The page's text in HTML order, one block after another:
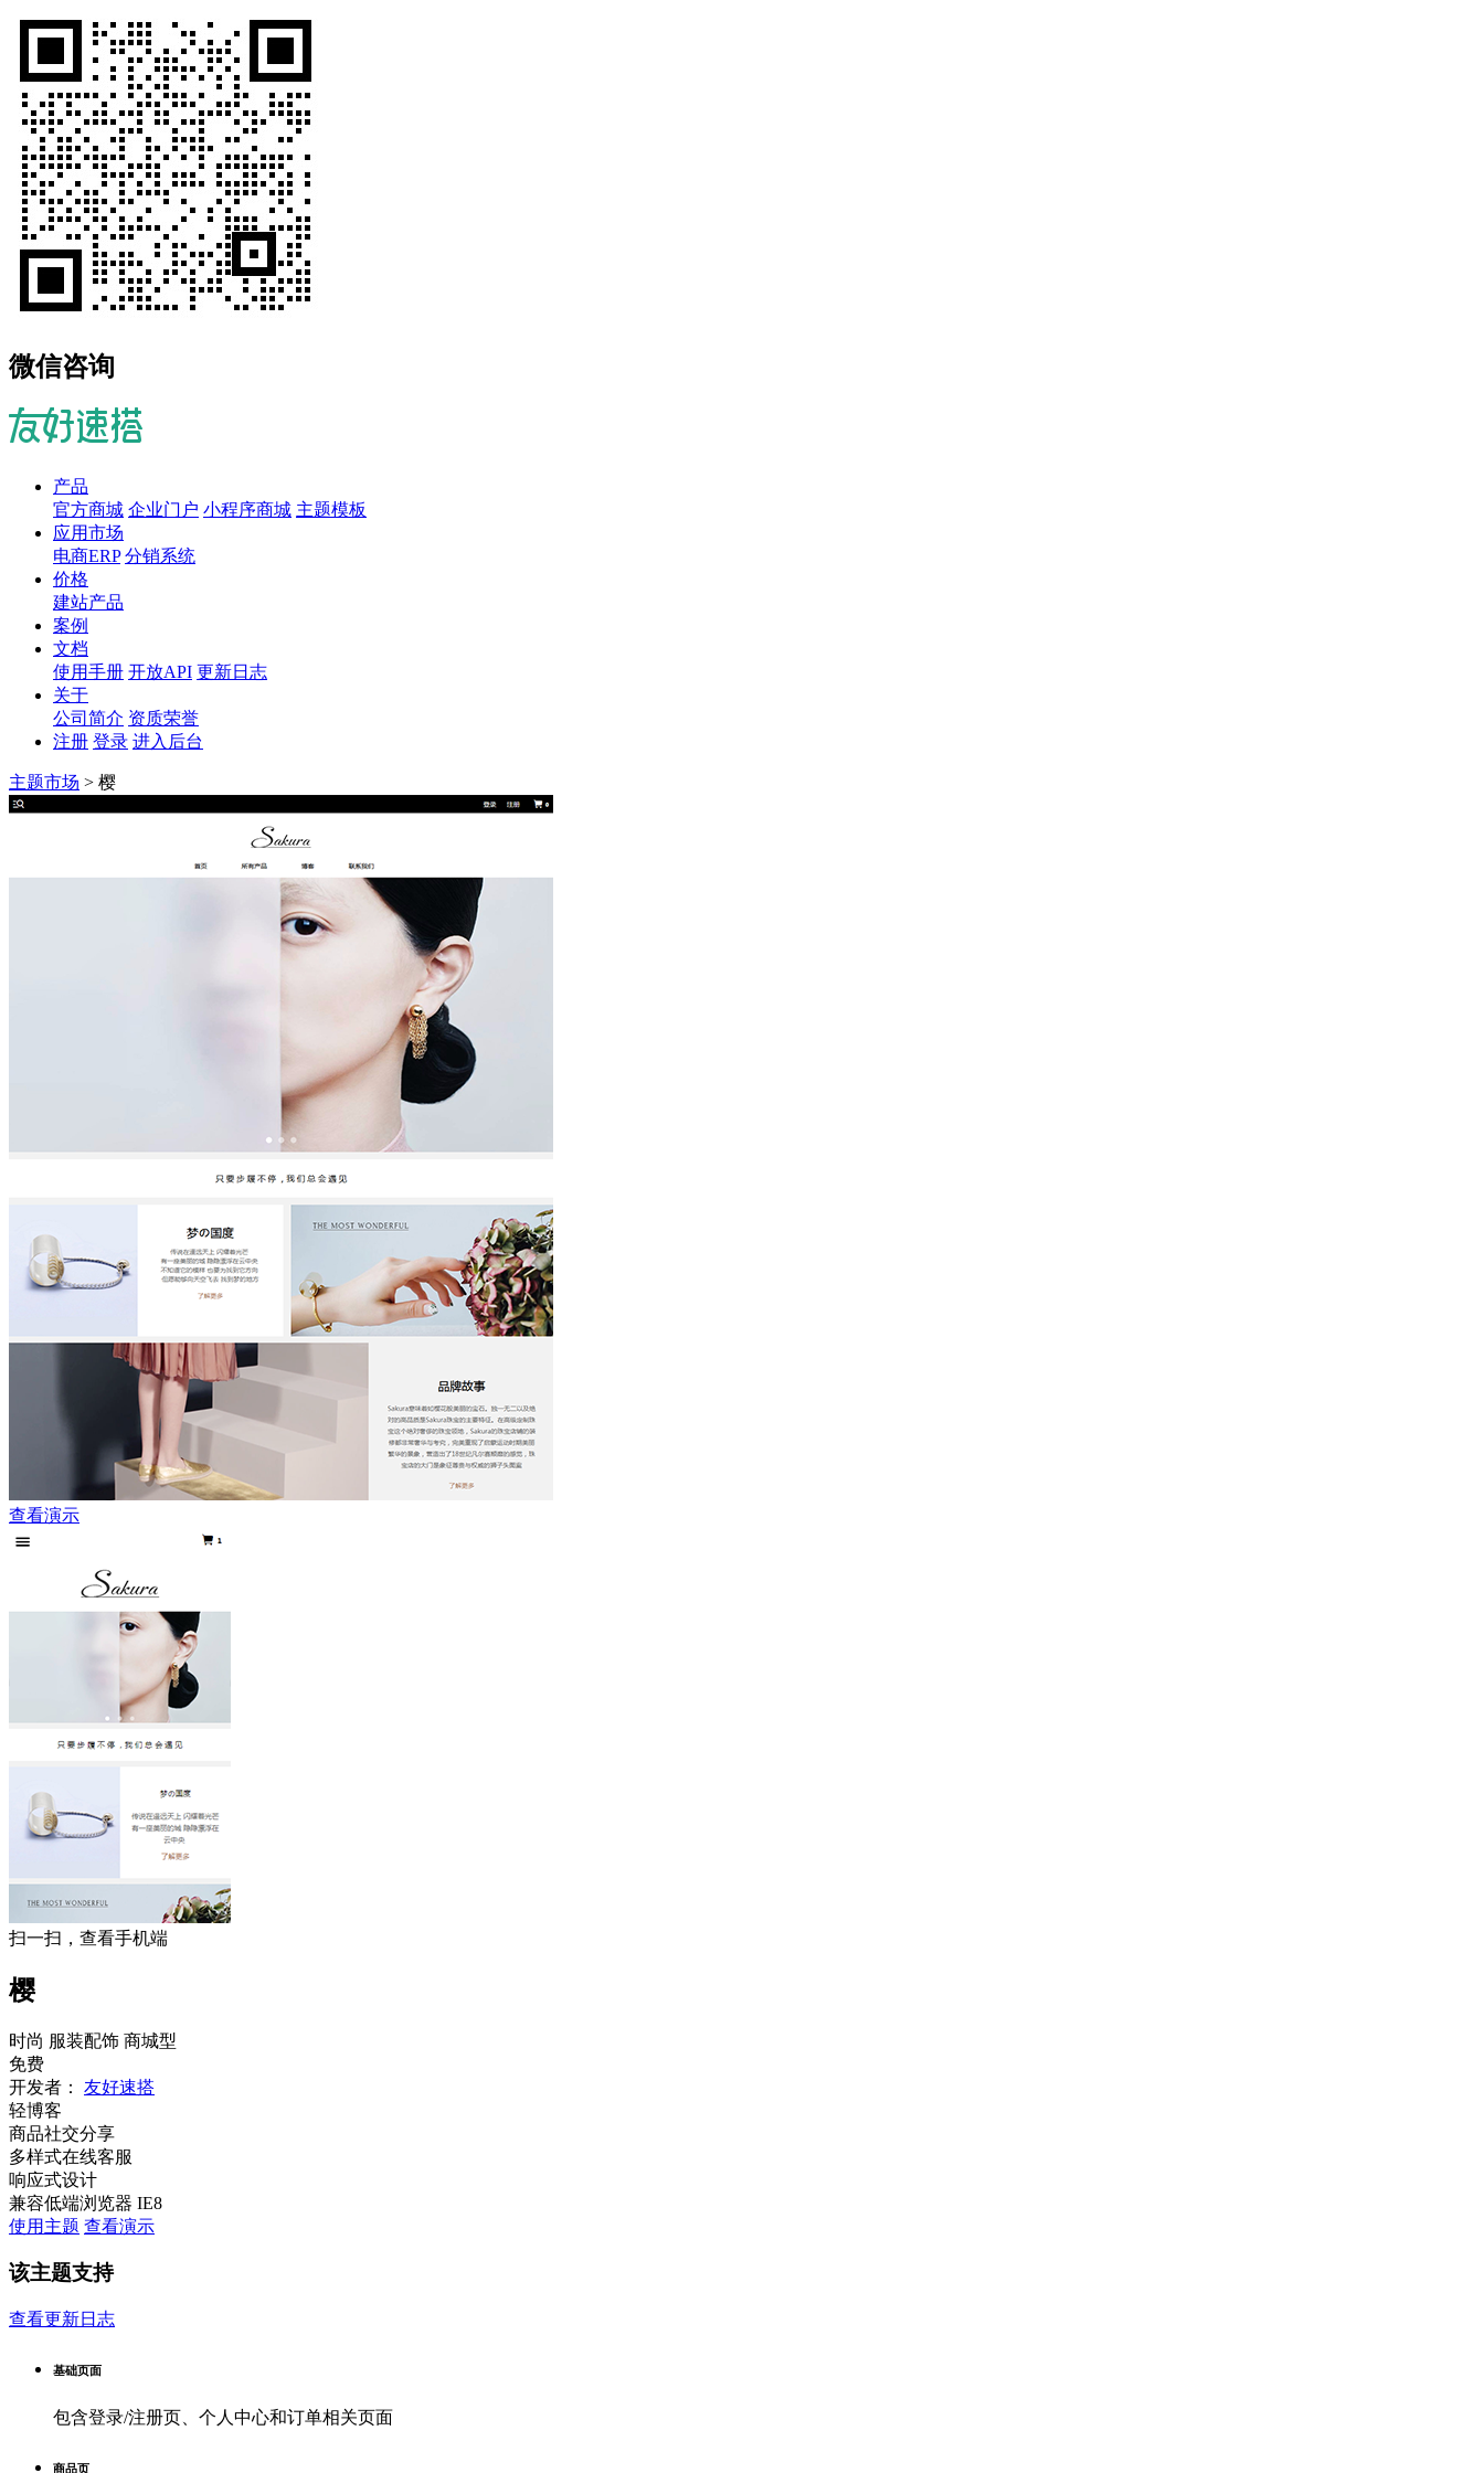
微信咨询
产品
官方商城 企业门户 小程序商城 主题模板
应用市场
电商ERP 分销系统
价格
建站产品
案例
文档
使用手册 开放API 更新日志
关于
公司简介 资质荣誉
注册 登录 进入后台
主题市场 > 樱
查看演示
扫一扫，查看手机端
樱
时尚 服装配饰 商城型
免费
开发者：
友好速搭
轻博客
商品社交分享
多样式在线客服
响应式设计
兼容低端浏览器 IE8
使用主题 查看演示
该主题支持
查看更新日志
基础页面
包含登录/注册页、个人中心和订单相关页面
商品页